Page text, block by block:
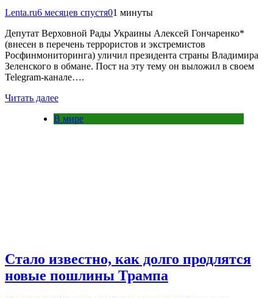
Lenta.ru6 месяцев спустя01 минуты
Депутат Верховной Рады Украины Алексей Гончаренко*
(внесен в перечень террористов и экстремистов
Росфинмониторинга) уличил президента страны Владимира
Зеленского в обмане. Пост на эту тему он выложил в своем
Telegram-канале….
Читать далее
В мире
Стало известно, как долго продлятся
новые пошлины Трампа